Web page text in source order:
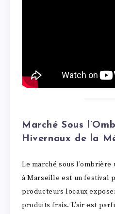
Marché Sous
Hivernaux de la
Le marché sous l’ombrière
à Marseille est un festival
producteurs locaux
produits frais. L’air est